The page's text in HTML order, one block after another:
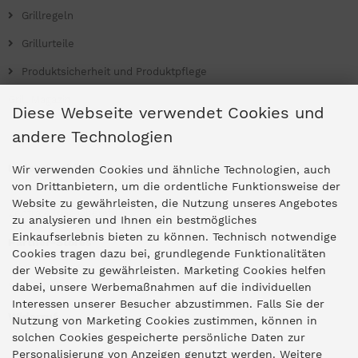
Grillregeln
Grillurteile
Produktsicherheit und Produktpflege
Ladengeschäfte
Zentrale Idar-Oberstein
Partner-Stores
"Deko 409" Bernkastel-Kues
Widerruf
Diese Webseite verwendet Cookies und
andere Technologien
Wir verwenden Cookies und ähnliche Technologien, auch
von Drittanbietern, um die ordentliche Funktionsweise der
Website zu gewährleisten, die Nutzung unseres Angebotes
zu analysieren und Ihnen ein bestmögliches
Einkaufserlebnis bieten zu können. Technisch notwendige
Cookies tragen dazu bei, grundlegende Funktionalitäten
der Website zu gewährleisten. Marketing Cookies helfen
dabei, unsere Werbemaßnahmen auf die individuellen
Interessen unserer Besucher abzustimmen. Falls Sie der
Nutzung von Marketing Cookies zustimmen, können in
solchen Cookies gespeicherte persönliche Daten zur
Personalisierung von Anzeigen genutzt werden. Weitere